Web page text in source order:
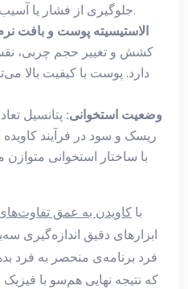
جلوگیری از فشار یا آسیب احتمالی ضروری است.
الاستیسیته پوست و بافت
کشش و تغییر حجم چربی،
دارد. پوست با کیفیت بالا
وضعیت استخوانی: پتانسیل
ریسک و سود در فرآیند
با ساختار استخوانی متوازن
با کاویدن به عمق
ابزارهای دقیق اندازه‌گیری
فرد برنامه‌ی منحصر به فرد
که نتیجه نهایی هم‌سو با